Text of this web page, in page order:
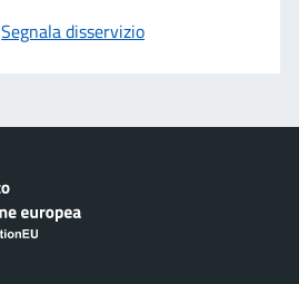
Segnala disservizio